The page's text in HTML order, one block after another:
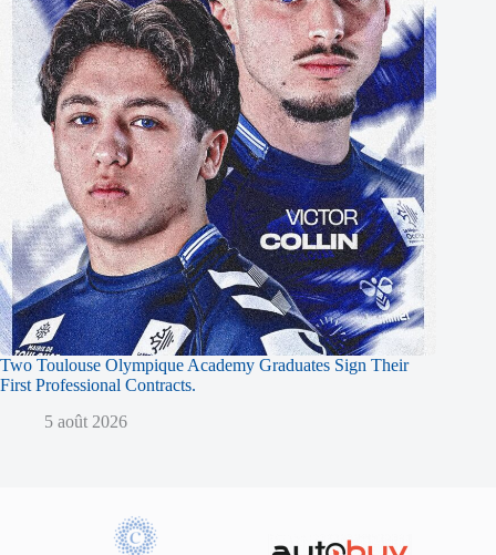
Two Toulouse Olympique Academy Graduates Sign Their
First Professional Contracts.
5 août 2026